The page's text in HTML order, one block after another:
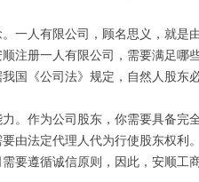
一人有限公司，顾名思义，就
注册一人有限公司，需要满足哪
我国《公司法》规定，自然人股
。作为公司股东，你需要具备
由法定代理人代为行使股东权利。
要遵循诚信原则，因此，安顺